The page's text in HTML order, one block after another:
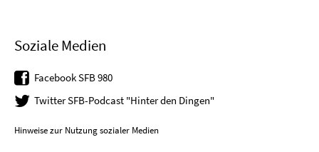
Soziale Medien
Facebook SFB 980
Twitter SFB-Podcast "Hinter den Dingen"
Hinweise zur Nutzung sozialer Medien